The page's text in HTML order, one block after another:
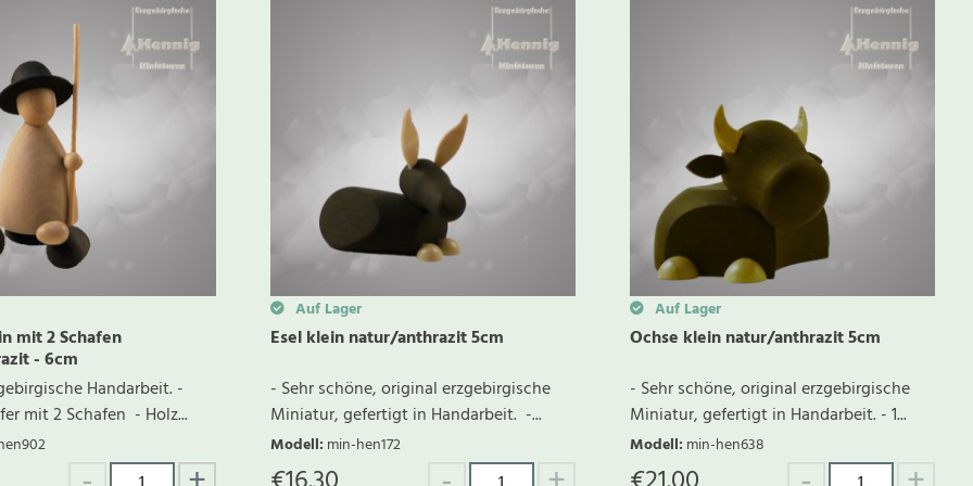
mit 2 Schafen
- 6cm
Handarbeit. -
mit 2 Schafen - Holz...
Auf Lager
Esel klein natur/anthrazit 5cm
- Sehr schöne, original erzgebirgische
Miniatur, gefertigt in Handarbeit. -...
Modell: min-hen172
Auf Lager
Ochse klein natur/anthrazit 5cm
- Sehr schöne, original erzgebirgische
Miniatur, gefertigt in Handarbeit. - 1...
Modell: min-hen638